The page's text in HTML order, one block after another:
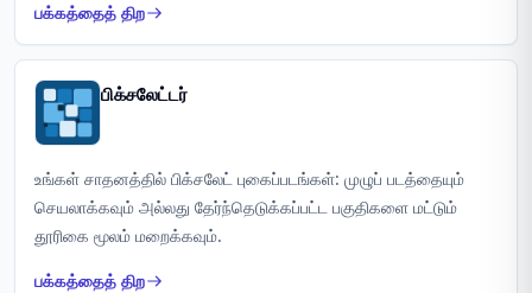
பக்கத்தைத் திற
பிக்சலேட்டர்
உங்கள் சாதனத்தில் பிக்சலேட் புகைப்படங்கள்: முழுப் படத்தையும்
செயலாக்கவும் அல்லது தேர்ந்தெடுக்கப்பட்ட பகுதிகளை மட்டும்
தூரிகை மூலம் மறைக்கவும்.
பக்கத்தைத் திற